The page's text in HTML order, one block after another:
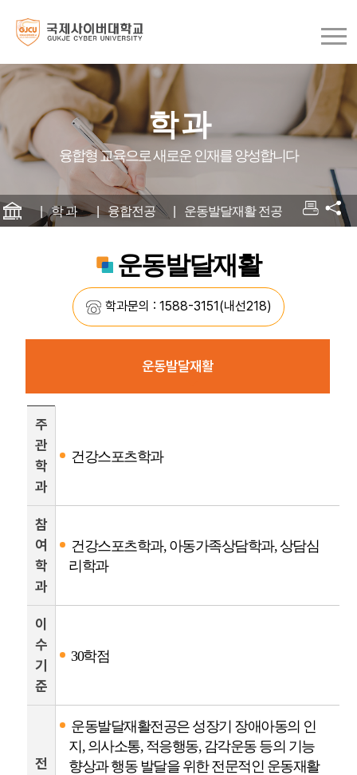
학 과
융합형 교육으로 새로운 인재를 양성합니다
학 과 융합전공 운동발달재활 전공
운동발달재활
학과문의 : 1588-3151(내선218)
운동발달재활
주
관
학
과
건강스포츠학과
참
여
학
과
건강스포츠학과, 아동가족상담학과, 상담심
리학과
이
수
기
준
30학점
전
운동발달재활전공은 성장기 장애아동의 인
지, 의사소통, 적응행동, 감각운동 등의 기능
향상과 행동 발달을 위한 전문적인 운동재활